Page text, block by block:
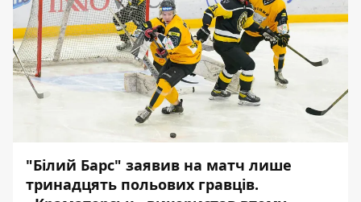
"Білий Барс" заявив на матч лише
тринадцять польових гравців.